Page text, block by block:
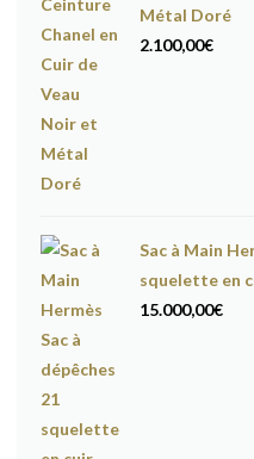
Métal Doré
2.100,00€
Sac à Main
squelette en
15.000,00€